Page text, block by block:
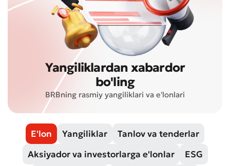
Yangiliklardan xabardor
bo'ling
BRBning rasmiy yangiliklari va e'lonlari
E'lon Yangiliklar
Tanlov va tenderlar
Aksiyador va investorlarga e'lonlar
ESG